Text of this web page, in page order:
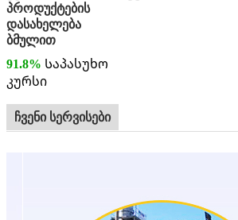
პროდუქტების
დასახელება
ბმულით
91.8% Საპასუხო
კურსი
ჩვენი სერვისები